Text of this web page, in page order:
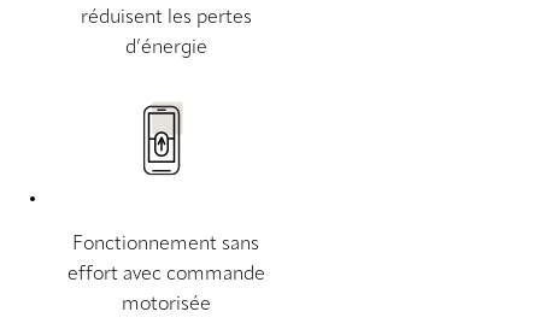
réduisent les pertes
d’énergie
Fonctionnement sans
effort avec commande
motorisée